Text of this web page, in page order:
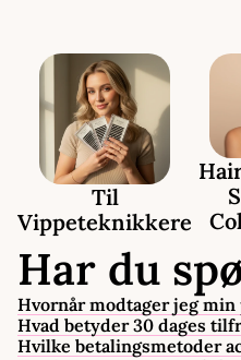
Til
Vippeteknikkere
Har du
Hvornår modtager jeg min
Hvad betyder 30 dages
Hvilke betalingsmetoder